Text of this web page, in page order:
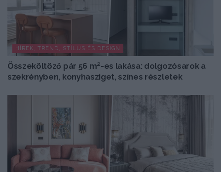
HÍREK, TREND, STÍLUS ÉS DESIGN
Összeköltöző pár 56 m²-es lakása: dolgozósarok a
szekrényben, konyhasziget, színes részletek